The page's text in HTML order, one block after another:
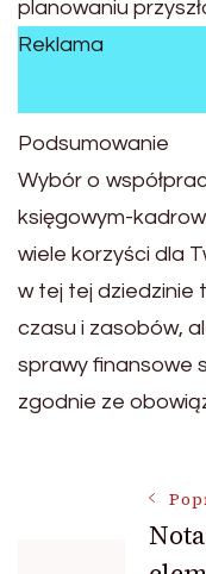
planowaniu
Reklama
Podsumowanie
Wybór o
księgowym-
wiele korzyści dla
w tej tej dziedzinie
czasu i zasobów,
sprawy finansowe
zgodnie ze